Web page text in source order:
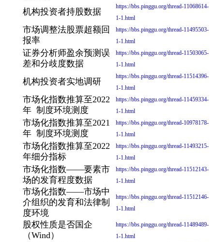
机构投资者持股数据
https://bbs.pinggu.org/thread-11068614-
1-1.html
市场调整法股票超额回
报率
https://bbs.pinggu.org/thread-11495503-
1-1.html
证券分析师盈余预测误
差和分歧度数据
https://bbs.pinggu.org/thread-11503065-
1-1.html
机构投资者实地调研
https://bbs.pinggu.org/thread-11514396-
1-1.html
市场化指数推算至2022
年 制度环境测度
https://bbs.pinggu.org/thread-11459334-
1-1.html
市场化指数推算至2021
年 制度环境测度
https://bbs.pinggu.org/thread-10978178-
1-1.html
市场化指数推算至2022
年细分指标
https://bbs.pinggu.org/thread-11493215-
1-1.html
市场化指数——要素市
场的发育程度数据
https://bbs.pinggu.org/thread-11512143-
1-1.html
市场化指数——市场中
介组织的发育和法律制
度环境
https://bbs.pinggu.org/thread-11512146-
1-1.html
股权性质是否国企
（Wind）
https://bbs.pinggu.org/thread-11489489-
1-1.html